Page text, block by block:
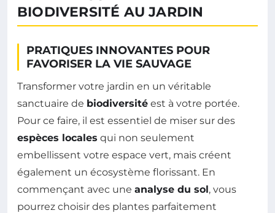
BIODIVERSITÉ AU JARDIN
PRATIQUES INNOVANTES POUR
FAVORISER LA VIE SAUVAGE
Transformer votre jardin en un véritable
sanctuaire de biodiversité est à votre portée.
Pour ce faire, il est essentiel de miser sur des
espèces locales qui non seulement
embellissent votre espace vert, mais créent
également un écosystème florissant. En
commençant avec une analyse du sol, vous
pourrez choisir des plantes parfaitement